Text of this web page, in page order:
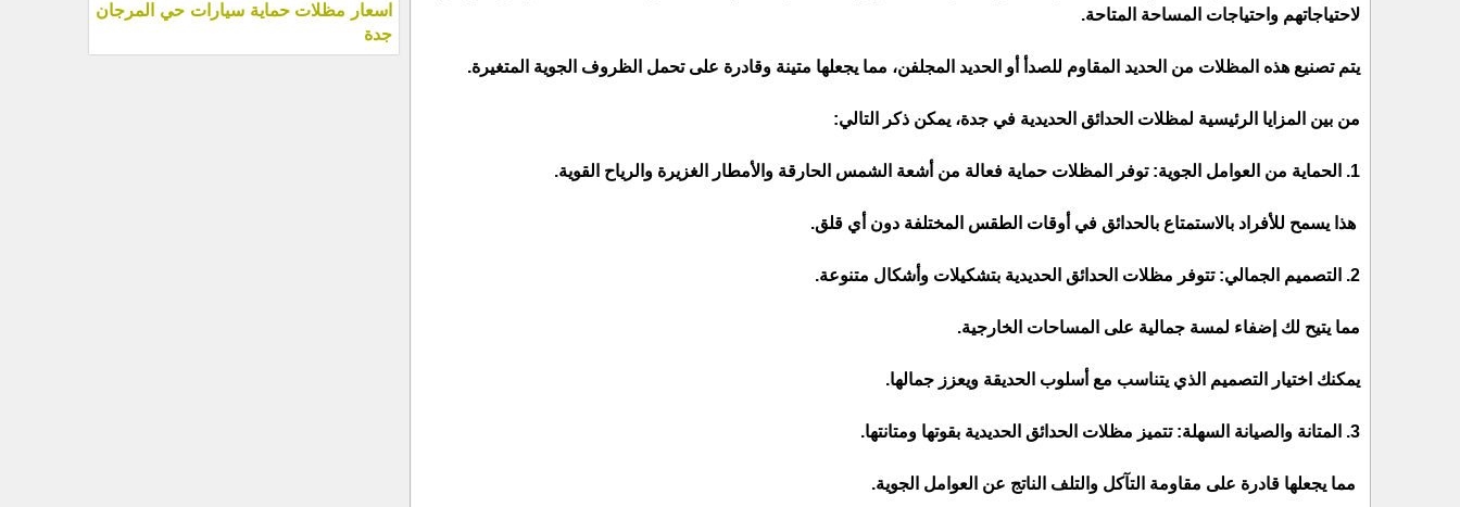
لاحتياجاتهم واحتياجات المساحة المتاحة.
يتم تصنيع هذه المظلات من الحديد المقاوم للصدأ أو الحديد المجلفن، مما يجعلها متينة وقادرة على تحمل الظروف الجوية المتغيرة.
من بين المزايا الرئيسية لمظلات الحدائق الحديدية في جدة، يمكن ذكر التالي:
1. الحماية من العوامل الجوية: توفر المظلات حماية فعالة من أشعة الشمس الحارقة والأمطار الغزيرة والرياح القوية.
هذا يسمح للأفراد بالاستمتاع بالحدائق في أوقات الطقس المختلفة دون أي قلق.
2. التصميم الجمالي: تتوفر مظلات الحدائق الحديدية بتشكيلات وأشكال متنوعة.
مما يتيح لك إضفاء لمسة جمالية على المساحات الخارجية.
يمكنك اختيار التصميم الذي يتناسب مع أسلوب الحديقة ويعزز جمالها.
3. المتانة والصيانة السهلة: تتميز مظلات الحدائق الحديدية بقوتها ومتانتها.
مما يجعلها قادرة على مقاومة التآكل والتلف الناتج عن العوامل الجوية.
اسعار مظلات حماية سيارات حي المرجان
جدة